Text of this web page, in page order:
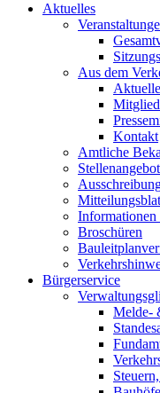
Aktuelles
Aus dem
Kontakt
Amtliche
Broschüren
Bürgerservice
Melde-